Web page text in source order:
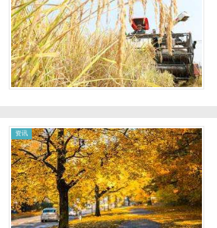
资讯